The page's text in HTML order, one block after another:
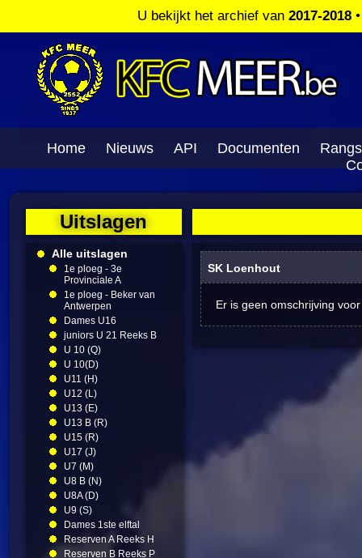
U bekijkt het archief van 2017-2018
Home Nieuws API Documenten
Uitslagen
Alle uitslagen
1e ploeg - 3e
Provinciale A
1e ploeg - Beker van
Antwerpen
Dames U16
juniors U 21 Reeks B
U 10 (Q)
U 10(D)
U11 (H)
U12 (L)
U13 (E)
U13 B (R)
U15 (R)
U17 (J)
U7 (M)
U8 B (N)
U8A (D)
U9 (S)
Dames 1ste elftal
Reserven A Reeks H
Reserven B Reeks P
SK Loenhout
Er is geen omschrijving